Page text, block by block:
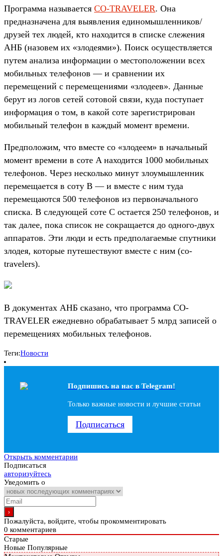
Программа называется CO-TRAVELER. Она
предназначена для выявления единомышленников/
друзей тех людей, кто находится в списке слежения
АНБ (назовем их «злодеями»). Поиск осуществляется
путем анализа информации о местоположении всех
мобильных телефонов — и сравнении их
перемещений с перемещениями «злодеев». Данные
берут из логов сетей сотовой связи, куда поступает
информация о том, в какой соте зарегистрирован
мобильный телефон в каждый момент времени.
Предположим, что вместе со «злодеем» в начальный
момент времени в соте A находится 1000 мобильных
телефонов. Через несколько минут злоумышленник
перемещается в соту B — и вместе с ним туда
перемещаются 500 телефонов из первоначального
списка. В следующей соте C остается 250 телефонов, и
так далее, пока список не сокращается до одного-двух
аппаратов. Эти люди и есть предполагаемые спутники
злодея, которые путешествуют вместе с ним (co-
travelers).
В документах АНБ сказано, что программа CO-
TRAVELER ежедневно обрабатывает 5 млрд записей о
перемещениях мобильных телефонов.
Теги:Новости
Подпишись на наc в Telegram!
Только важные новости и лучшие статьи
Подписаться
Открыть комментарии
Подписаться
авторизуйтесь
Уведомить о
Пожалуйста, войдите, чтобы прокомментировать
0 комментариев
Старые
Новые Популярные